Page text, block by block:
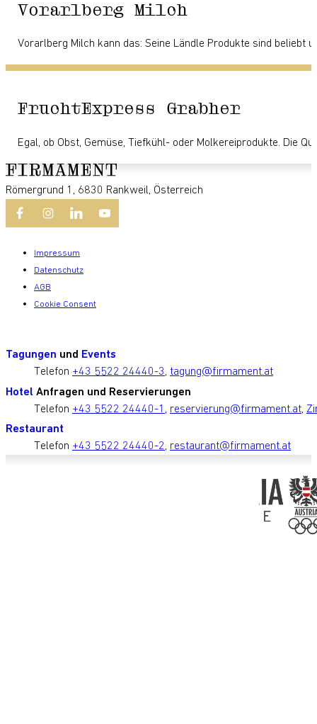
Vorarlberg Milch
Vorarlberg Milch kann das: Seine Ländle Produkte sind beliebt
FruchtExpress Grabher
Egal, ob Obst, Gemüse, Tiefkühl- oder Molkereiprodukte. Die
Römergrund 1, 6830 Rankweil, Österreich
Impressum
Datenschutz
AGB
Cookie Consent
Tagungen und Events
Telefon +43 5522 24440-3, tagung@firmament.at
Hotel Anfragen und Reservierungen
Telefon +43 5522 24440-1 , reservierung@firmament.at,
Restaurant
Telefon +43 5522 24440-2, restaurant@firmament.at